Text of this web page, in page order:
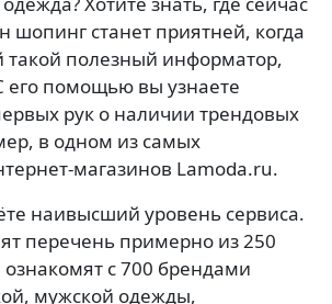
шопинг станет приятней, когда
такой полезный информатор,
его помощью вы узнаете
рук о наличии трендовых
в одном из самых
магазинов Lamoda.ru.
наивысший уровень сервиса.
перечень примерно из 250
ознакомят с 700 брендами
мужской одежды,